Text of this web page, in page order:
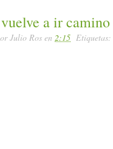
a ir
Julio Ros en 2:15 Etiquetas: